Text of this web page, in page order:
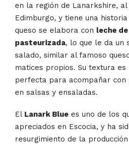
en la región de Lanarkshire, al
Edimburgo, y tiene una
queso se elabora con leche
pasteurizada, lo que le da un
salado, similar al famoso
matices propios. Su textura es
perfecta para acompañar con
en salsas y ensaladas.
El Lanark Blue es uno de los
apreciados en Escocia, y ha
resurgimiento de la